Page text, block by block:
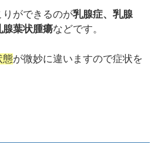
ができるのが乳腺症、乳腺
腺葉状腫瘍などです。
態が微妙に違いますので症状を